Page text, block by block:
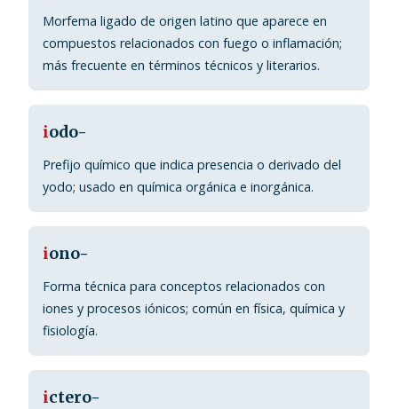
Morfema ligado de origen latino que aparece en
compuestos relacionados con fuego o inflamación;
más frecuente en términos técnicos y literarios.
iodo-
Prefijo químico que indica presencia o derivado del
yodo; usado en química orgánica e inorgánica.
iono-
Forma técnica para conceptos relacionados con
iones y procesos iónicos; común en física, química y
fisiología.
ictero-